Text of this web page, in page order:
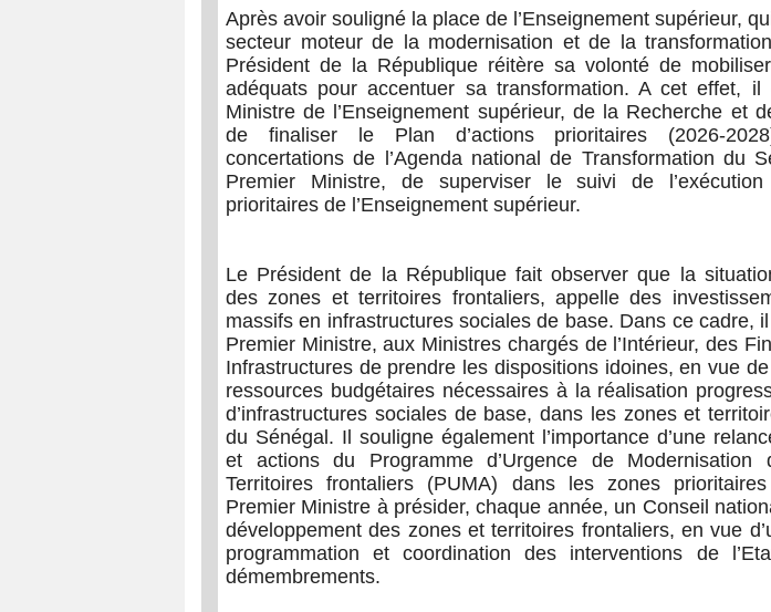
Après avoir souligné la place de l’Enseignement supérieur,
secteur moteur de la modernisation et de la
Président de la République réitère sa volonté de
adéquats pour accentuer sa transformation. A cet effet, il
Ministre de l’Enseignement supérieur, de la Recherche et
de finaliser le Plan d’actions prioritaires (2026-
concertations de l’Agenda national de Transformation du
Premier Ministre, de superviser le suivi de
prioritaires de l’Enseignement supérieur.
Le Président de la République fait observer que la
des zones et territoires frontaliers, appelle des
massifs en infrastructures sociales de base. Dans ce cadre,
Premier Ministre, aux Ministres chargés de l’Intérieur, des
Infrastructures de prendre les dispositions idoines, en vue
ressources budgétaires nécessaires à la réalisation
d’infrastructures sociales de base, dans les zones et
du Sénégal. Il souligne également l’importance d’une
et actions du Programme d’Urgence de Modernisation
Territoires frontaliers (PUMA) dans les zones
Premier Ministre à présider, chaque année, un Conseil
développement des zones et territoires frontaliers, en vue
programmation et coordination des interventions de
démembrements.